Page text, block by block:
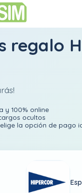
regalo
y 100% online
ocultos
la opción de pago